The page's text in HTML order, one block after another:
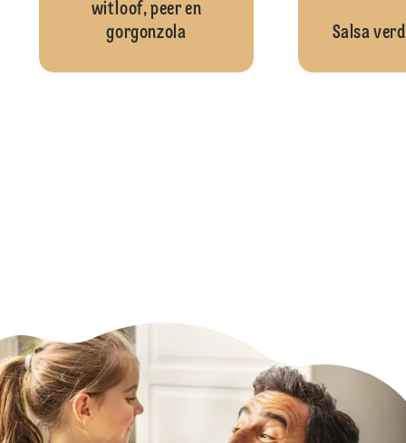
witloof, peer en
gorgonzola
Salsa